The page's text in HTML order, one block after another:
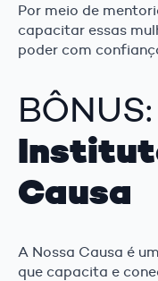
Por meio de
capacitar essas
poder com
BÔNUS:
Causa
A Nossa Causa é
que capacita e